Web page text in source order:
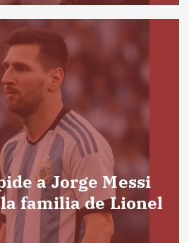
a Jorge Messi
familia de Lionel